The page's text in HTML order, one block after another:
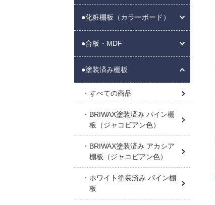
●化粧棚板（カラーボード）
●合板・MDF
●塗装済み棚板
すべての商品
BRIWAX塗装済み パイン棚
板（ジャコビアン色）
BRIWAX塗装済み アカシア
棚板（ジャコビアン色）
ホワイト塗装済み パイン棚
板